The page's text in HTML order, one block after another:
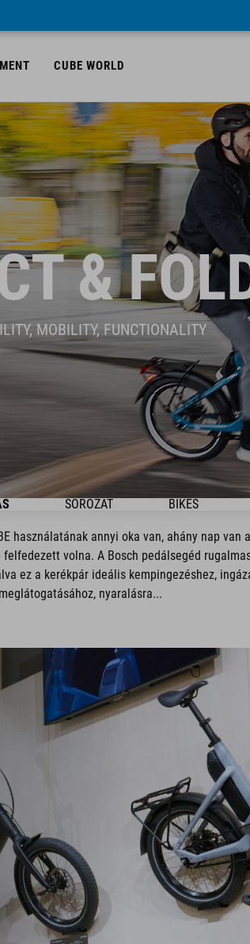
CUBE WORLD
&
MOBILITY, FUNCTIONALITY
SOROZAT BIKES
használatának annyi oka van, ahány nap van
volna. A Bosch pedálsegéd
ez a kerékpár ideális kempingezéshez,
meglátogatásához, nyaralásra...